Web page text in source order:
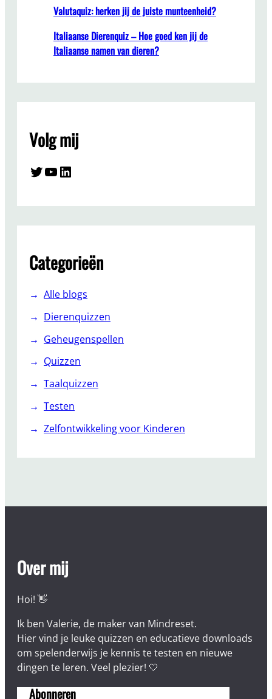
Valutaquiz: herken jij de juiste munteenheid?
Italiaanse Dierenquiz – Hoe goed ken jij de
Italiaanse namen van dieren?
Volg mij
Twitter YouTube LinkedIn
Categorieën
Alle blogs
Dierenquizzen
Geheugenspellen
Quizzen
Taalquizzen
Testen
Zelfontwikkeling voor Kinderen
Over mij
Hoi! 👋
Ik ben Valerie, de maker van Mindreset.
Hier vind je leuke quizzen en educatieve downloads
om spelenderwijs je kennis te testen en nieuwe
dingen te leren. Veel plezier! 🤍
Abonneren